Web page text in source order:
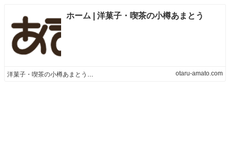
ホーム | 洋菓子・喫茶の小樽あまとう
洋菓子・喫茶の小樽あまとう | 洋菓子・喫茶の小樽あまとう otaru-amato.com